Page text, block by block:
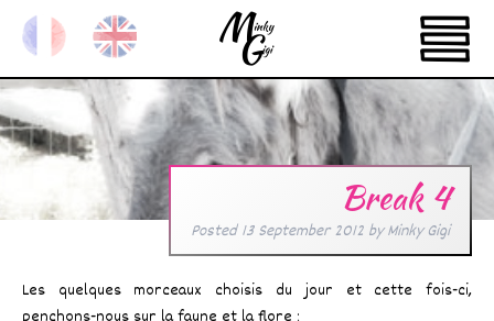
Break 4
Posted13 September 2012 byMinky Gigi
Les quelques morceaux choisis du jour et cette fois-ci,